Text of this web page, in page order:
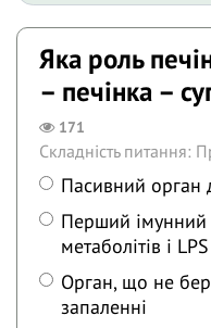
Яка роль
– печінка –
171
Складність питання:
Пасивний орган
Перший імунний
метаболітів і LPS
Орган, що не
запаленні